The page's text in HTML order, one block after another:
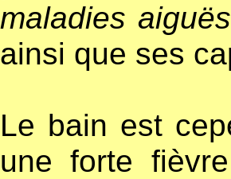
maladies
ainsi que ses
Le bain est
une forte